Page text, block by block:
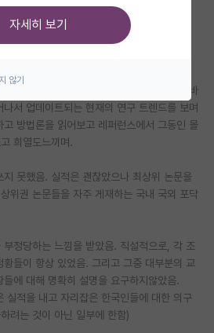
게시판
판
판
문이 잘나오는 분야임
지 자매지가 나에겐 매우 신성시 여겨지는 바
서 업데이트되는 현재의 연구 트렌드를 보며
방법론을 읽어보고 레퍼런스에서 그동인 몰
희열도느끼며.
못했음. 실적은 괜찮았으나 최상위 논문을
위권 논문들을 자주 게재하는 국내 국외 포닥
정당하는 느낌을 받았음. 직설적으로, 각 조
들이 항상 있었음. 그리고 그중 대부분의 교
에 대해 명확히 설명을 요구하지않았음.
실적을 내고 자리잡은 한국인들에 대한 의구
려는 것이 아닌 일부에 한함)
자세히 보기
않기